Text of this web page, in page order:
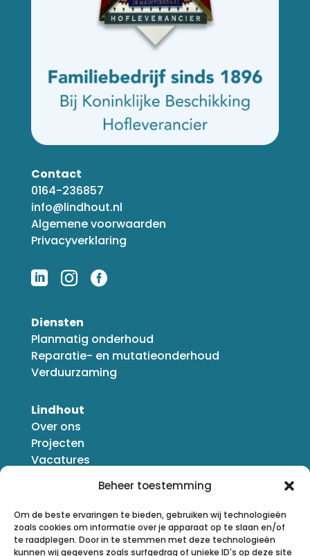
Beheer toestemming
Om de beste ervaringen te bieden, gebruiken wij technologieën
zoals cookies om informatie over je apparaat op te slaan en/of
te raadplegen. Door in te stemmen met deze technologieën
kunnen wij gegevens zoals surfgedrag of unieke ID's op deze site
Lindhout
Over ons
Projecten
Vacatures
Diensten
Planmatig onderhoud
Reparatie- en mutatieonderhoud
Verduurzaming
Contact
0164-236857
info@lindhout.nl
Algemene voorwaarden
Privacyverklaring
  